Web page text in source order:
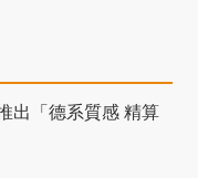
出「德系質感 精算